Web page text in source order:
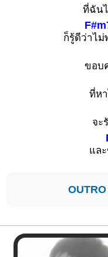
ที่ฉัน
ก็รู้ดีว่าไม่
ขอบ
ที่ห
จะ
และ